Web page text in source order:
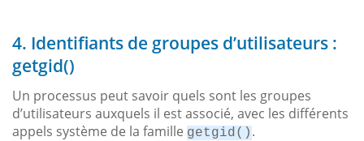
4. Identifiants de groupes d’utilisateurs :
getgid()
Un processus peut savoir quels sont les groupes
d’utilisateurs auxquels il est associé, avec les différents
appels système de la famille getgid() .